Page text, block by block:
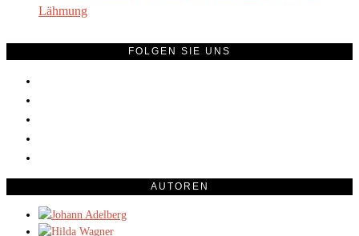
Lähmung
FOLGEN SIE UNS
AUTOREN